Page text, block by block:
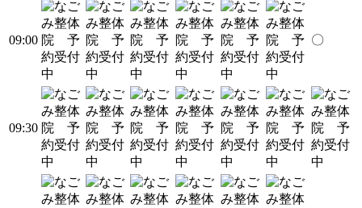
09:00 〇
09:30